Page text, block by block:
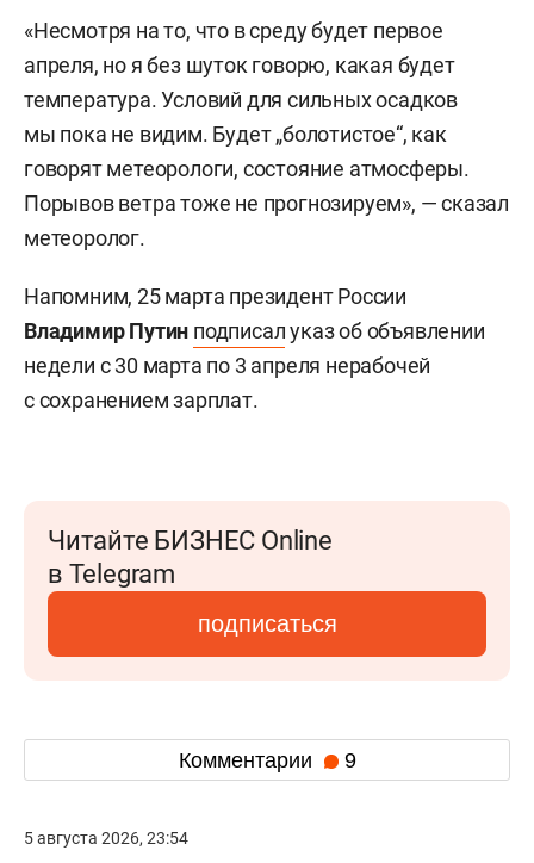
«Несмотря на то, что в среду будет первое
апреля, но я без шуток говорю, какая будет
температура. Условий для сильных осадков
мы пока не видим. Будет „болотистое“, как
говорят метеорологи, состояние атмосферы.
Порывов ветра тоже не прогнозируем», — сказал
метеоролог.
Напомним, 25 марта президент России
Владимир Путин подписалуказ об объявлении
недели с 30 марта по 3 апреля нерабочей
с сохранением зарплат.
Читайте БИЗНЕС Online
в Telegram
подписаться
Комментарии 9
5 августа 2026, 23:54